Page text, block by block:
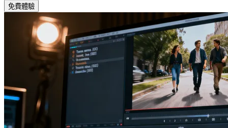
免費體驗